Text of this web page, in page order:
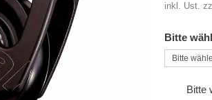
inkl. Ust.
Bitte
Bitte